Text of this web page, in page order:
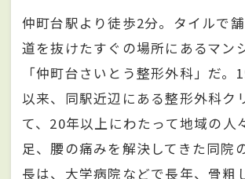
仲町台駅より徒歩2分。タイルで
道を抜けたすぐの場所にあるマン
「仲町台さいとう整形外科」だ。
以来、同駅近辺にある整形外科ク
て、20年以上にわたって地域の人
足、腰の痛みを解決してきた同院
長は、大学病院などで長年、骨粗